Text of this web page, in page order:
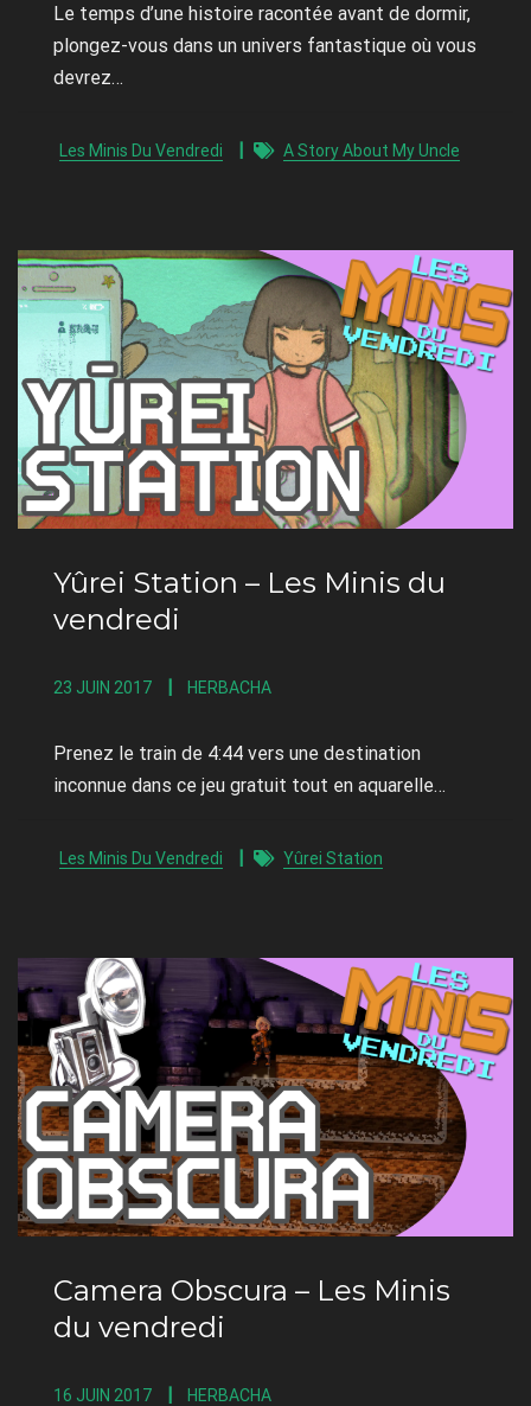
Le temps d’une histoire racontée avant de dormir,
plongez-vous dans un univers fantastique où vous
devrez…
Les Minis Du Vendredi A Story About My Uncle
Yûrei Station – Les Minis du
vendredi
23 JUIN 2017 HERBACHA
Prenez le train de 4:44 vers une destination
inconnue dans ce jeu gratuit tout en aquarelle…
Les Minis Du Vendredi Yûrei Station
Camera Obscura – Les Minis
du vendredi
16 JUIN 2017 HERBACHA